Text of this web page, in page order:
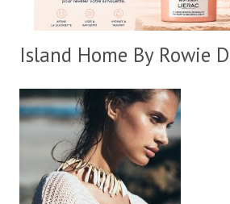
Island Home By Rowie